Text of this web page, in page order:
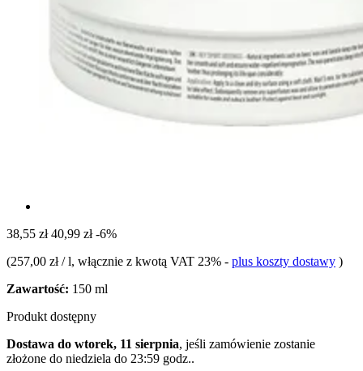
38,55 zł 40,99 zł -6%
(257,00 zł / l, włącznie z kwotą VAT 23% - plus koszty dostawy )
Zawartość: 150 ml
Produkt dostępny
Dostawa do wtorek, 11 sierpnia, jeśli zamówienie zostanie
złożone do niedziela do 23:59 godz..